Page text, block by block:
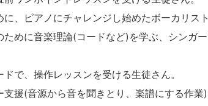
、ピアノにチャレンジし始めたボーカリスト
ために音楽理論(コードなど)を学ぶ、シンガ
で、操作レッスンを受ける生徒さん。
支援(音源から音を聞きとり、楽譜にする作業)